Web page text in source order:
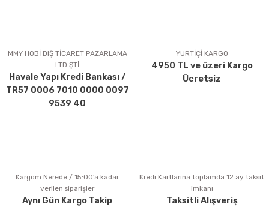
Ürün açıklamasında eksik bilgiler bulunuyor.
Ürün bilgilerinde hatalar bulunuyor.
Ürün fiyatı diğer sitelerden daha pahalı.
Bu ürüne benzer farklı alternatifler olmalı.
Gönder
MMY HOBİ DIŞ TİCARET PAZARLAMA
LTD.ŞTİ
Havale Yapı Kredi Bankası /
TR57 0006 7010 0000 0097
9539 40
YURTİÇİ KARGO
4950 TL ve üzeri Kargo
Ücretsiz
Kargom Nerede / 15:00’a kadar
verilen siparişler
Aynı Gün Kargo Takip
Kredi Kartlarına toplamda 12 ay taksit
imkanı
Taksitli Alışveriş